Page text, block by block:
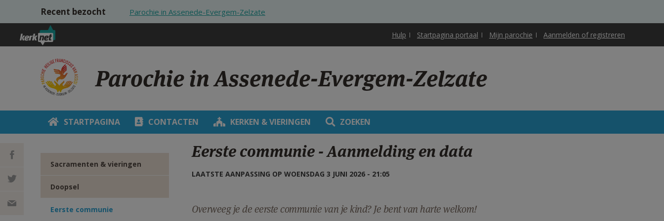
Overslaan en naar de inhoud gaan
Recent bezocht Parochie in Assenede-Evergem-Zelzate
Hulp Startpagina portaal Mijn parochie Aanmelden of registreren
Parochie in Assenede-Evergem-Zelzate
STARTPAGINA CONTACTEN KERKEN & VIERINGEN ZOEKEN
DEEL OP
FACEBOOK
DEEL OP
Sacramenten & vieringen
Doopsel
Eerste communie
Eerste communie - Aanmelding en data
LAATSTE AANPASSING OP WOENSDAG 3 JUNI 2026 - 21:05
Overweeg je de eerste communie van je kind? Je bent van harte welkom!